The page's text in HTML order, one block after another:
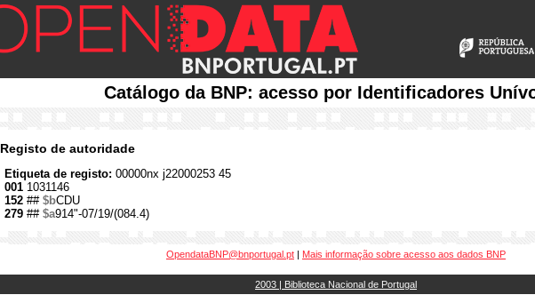
Catálogo da BNP: acesso por Identificadores
Registo de autoridade
Etiqueta de registo: 00000nx j22000253 45
001 1031146
152 ## $bCDU
279 ## $a914"-07/19/(084.4)
OpendataBNP@bnportugal.pt | Mais informação sobre acesso aos dados BNP
2003 | Biblioteca Nacional de Portugal